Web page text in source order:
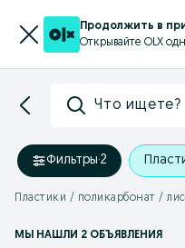
Продолжить в
Открывайте OLX
Что ищете?
Фильтры·2
МЫ НАШЛИ 2 ОБЪЯВЛЕНИЯ